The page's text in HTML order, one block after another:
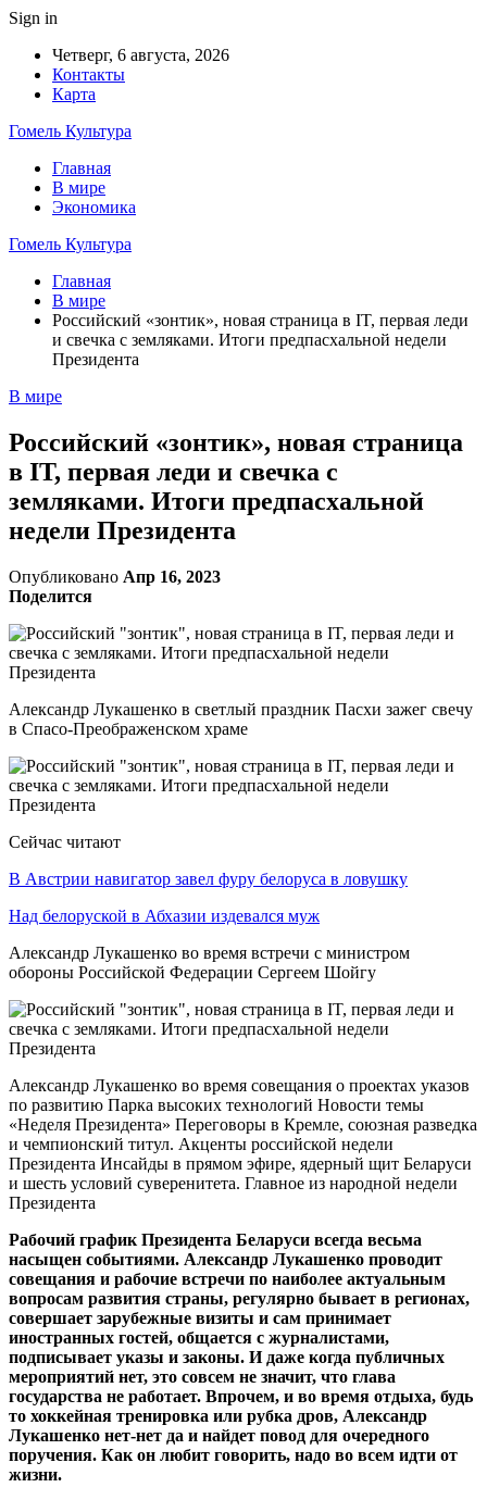
Sign in
Четверг, 6 августа, 2026
Контакты
Карта
Гомель Культура
Главная
В мире
Экономика
Гомель Культура
Главная
В мире
Российский «зонтик», новая страница в IT, первая леди
и свечка с земляками. Итоги предпасхальной недели
Президента
В мире
Российский «зонтик», новая страница
в IT, первая леди и свечка с
земляками. Итоги предпасхальной
недели Президента
Опубликовано Апр 16, 2023
Поделится
Александр Лукашенко в светлый праздник Пасхи зажег свечу
в Спасо-Преображенском храме
Сейчас читают
В Австрии навигатор завел фуру белоруса в ловушку
Над белоруской в Абхазии издевался муж
Александр Лукашенко во время встречи с министром
обороны Российской Федерации Сергеем Шойгу
Александр Лукашенко во время совещания о проектах указов
по развитию Парка высоких технологий Новости темы
«Неделя Президента» Переговоры в Кремле, союзная разведка
и чемпионский титул. Акценты российской недели
Президента Инсайды в прямом эфире, ядерный щит Беларуси
и шесть условий суверенитета. Главное из народной недели
Президента
Рабочий график Президента Беларуси всегда весьма
насыщен событиями. Александр Лукашенко проводит
совещания и рабочие встречи по наиболее актуальным
вопросам развития страны, регулярно бывает в регионах,
совершает зарубежные визиты и сам принимает
иностранных гостей, общается с журналистами,
подписывает указы и законы. И даже когда публичных
мероприятий нет, это совсем не значит, что глава
государства не работает. Впрочем, и во время отдыха, будь
то хоккейная тренировка или рубка дров, Александр
Лукашенко нет-нет да и найдет повод для очередного
поручения. Как он любит говорить, надо во всем идти от
жизни.